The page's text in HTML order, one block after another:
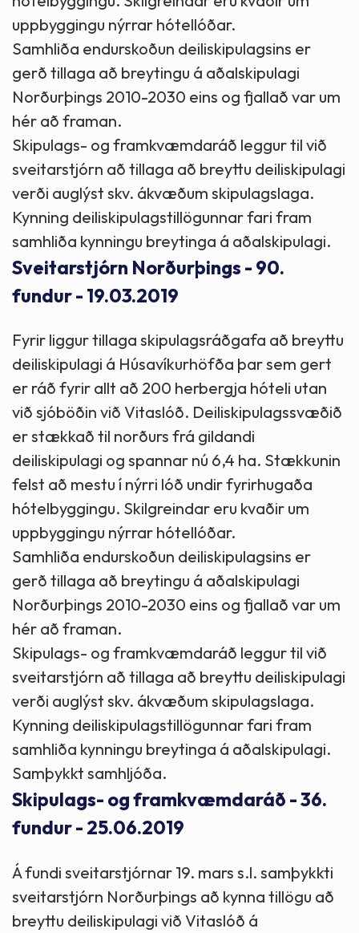
uppbyggingu nýrrar hótellóðar.
Samhliða endurskoðun deiliskipulagsins er
gerð tillaga að breytingu á aðalskipulagi
Norðurþings 2010-2030 eins og fjallað var um
hér að framan.
Skipulags- og framkvæmdaráð leggur til við
sveitarstjórn að tillaga að breyttu deiliskipulagi
verði auglýst skv. ákvæðum skipulagslaga.
Kynning deiliskipulagstillögunnar fari fram
samhliða kynningu breytinga á aðalskipulagi.
Sveitarstjórn Norðurþings - 90.
fundur - 19.03.2019
Fyrir liggur tillaga skipulagsráðgafa að breyttu
deiliskipulagi á Húsavíkurhöfða þar sem gert
er ráð fyrir allt að 200 herbergja hóteli utan
við sjóböðin við Vitaslóð. Deiliskipulagssvæðið
er stækkað til norðurs frá gildandi
deiliskipulagi og spannar nú 6,4 ha. Stækkunin
felst að mestu í nýrri lóð undir fyrirhugaða
hótelbyggingu. Skilgreindar eru kvaðir um
uppbyggingu nýrrar hótellóðar.
Samhliða endurskoðun deiliskipulagsins er
gerð tillaga að breytingu á aðalskipulagi
Norðurþings 2010-2030 eins og fjallað var um
hér að framan.
Skipulags- og framkvæmdaráð leggur til við
sveitarstjórn að tillaga að breyttu deiliskipulagi
verði auglýst skv. ákvæðum skipulagslaga.
Kynning deiliskipulagstillögunnar fari fram
samhliða kynningu breytinga á aðalskipulagi.
Samþykkt samhljóða.
Skipulags- og framkvæmdaráð - 36.
fundur - 25.06.2019
Á fundi sveitarstjórnar 19. mars s.l. samþykkti
sveitarstjórn Norðurþings að kynna tillögu að
breyttu deiliskipulagi við Vitaslóð á